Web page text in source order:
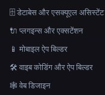
🗄️ डेटाबेस और एसक्यूएल असिस्टेंट
🔌 प्लगइन्स और एक्सटेंशन
📱 मोबाइल ऐप बिल्डर
🛠️ वाइब कोडिंग और ऐप बिल्डर
🕸 वेब डिजाइन